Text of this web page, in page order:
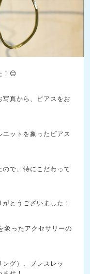
！😊
真から、ピアスをお
ットを象ったピアス
ので、特にこだわって
とうございました！
象ったアクセサリーの
グ）、ブレスレッ